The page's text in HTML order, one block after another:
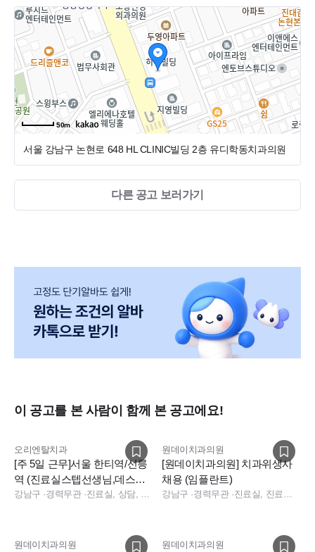
50m
서울 강남구 논현로 648 HL CLINIC빌딩 2층 유디학동치과의원
다른 공고 보러가기
이 공고를 본 사람이 함께 본 공고에요!
오리엔탈치과
[주 5일 근무]서울 한티역/선릉
역 (진료실스텝선생님,데스크
코디네이터 구인) 일요일알바
강남구 ·경력무관· 진료실, 상담, 보험청구, 경영지원, 데스크, 진료실, 데스크, 보험청구, 상담
원데이치과의원
[원데이치과의원] 치과위생사
채용 (임플란트)
강남구 ·경력무관· 진료실, 진료실, 수술실
원데이치과의원 원데이치과의원